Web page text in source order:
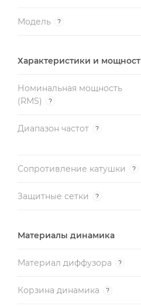
Модель ?
Характеристики и
Номинальная мощность
(RMS)
?
Диапазон частот ?
Сопротивление катушки ?
Защитные сетки ?
Материалы динамика
Материал диффузора ?
Корзина динамика ?